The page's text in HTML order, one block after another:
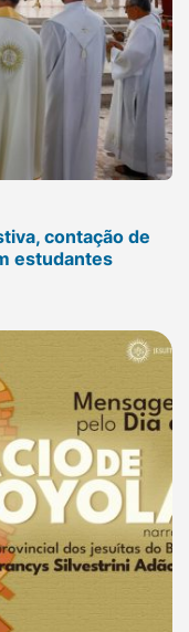
contação de
estudantes